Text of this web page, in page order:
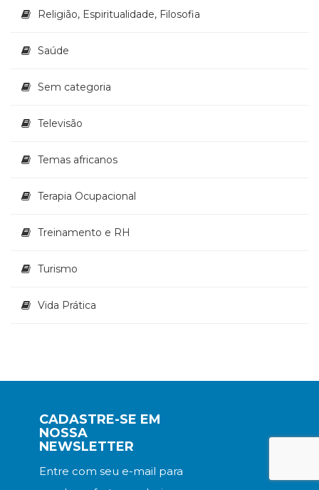
Religião, Espiritualidade, Filosofia
Saúde
Sem categoria
Televisão
Temas africanos
Terapia Ocupacional
Treinamento e RH
Turismo
Vida Prática
CADASTRE-SE EM
NOSSA
NEWSLETTER
Entre com seu e-mail para